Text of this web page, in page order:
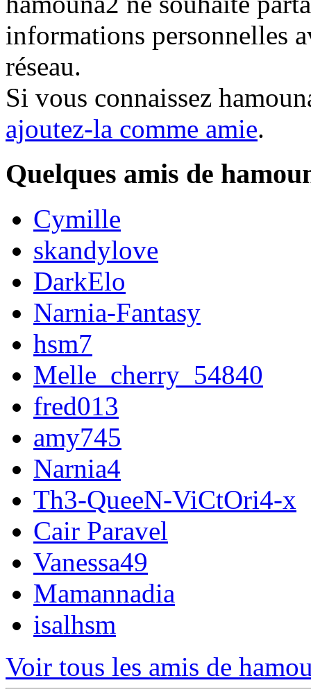
informations personnelles
réseau.
Si vous connaissez
ajoutez-la comme amie.
Quelques amis de
Cymille
skandylove
DarkElo
Narnia-Fantasy
hsm7
Melle_cherry_54840
fred013
amy745
Narnia4
Th3-QueeN-ViCtOri4-x
Cair Paravel
Vanessa49
Mamannadia
isalhsm
Voir tous les amis de